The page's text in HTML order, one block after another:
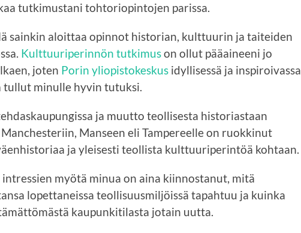
tutkimustani tohtoriopintojen parissa.
sainkin aloittaa opinnot historian, kulttuurin ja taiteiden
Kulttuuriperinnön tutkimuson ollut pääaineeni jo
joten Porin yliopistokeskus idyllisessä ja inspiroivassa
tullut minulle hyvin tutuksi.
ja muutto teollisesta historiastaan
Manseen eli Tampereelle on ruokkinut
ja yleisesti teollista kulttuuriperintöä kohtaan.
myötä minua on aina kiinnostanut, mitä
lopettaneissa teollisuusmiljöissä tapahtuu ja kuinka
kaupunkitilasta jotain uutta.